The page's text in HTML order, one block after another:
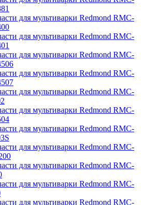
для мультиварки Redmond RMC-
для мультиварки Redmond RMC-
для мультиварки Redmond RMC-
для мультиварки Redmond RMC-
для мультиварки Redmond RMC-
для мультиварки Redmond RMC-
для мультиварки Redmond RMC-
для мультиварки Redmond RMC-
для мультиварки Redmond RMC-
для мультиварки Redmond RMC-
для мультиварки Redmond RMC-